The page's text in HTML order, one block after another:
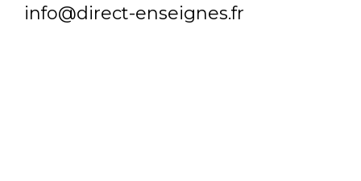
info@direct-enseignes.fr